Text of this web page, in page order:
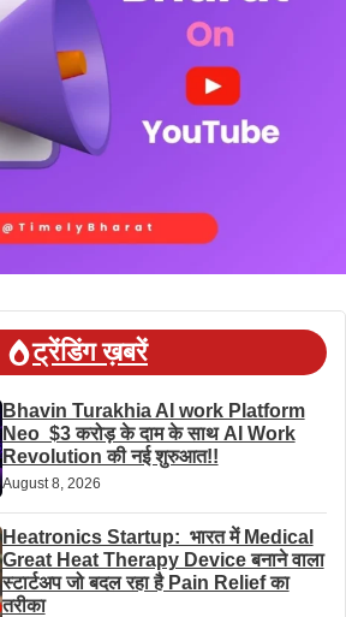
ट्रेंडिंग ख़बरें
Bhavin Turakhia AI work Platform
Neo $3 करोड़ के दाम के साथ AI Work
Revolution की नई शुरुआत!!
August 8, 2026
Heatronics Startup: भारत में Medical
Great Heat Therapy Device बनाने वाला
स्टार्टअप जो बदल रहा है Pain Relief का
तरीका